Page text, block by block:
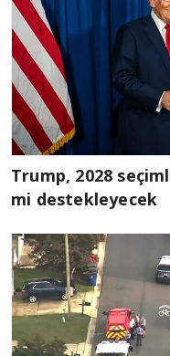
Trump, 2028
mi destekleyecek